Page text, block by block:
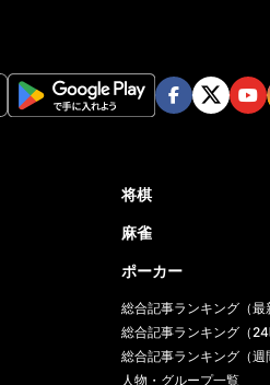
将棋
麻雀
ポーカー
総合記事ランキング（最
総合記事ランキング（24
総合記事ランキング（週
人物・グループ一覧